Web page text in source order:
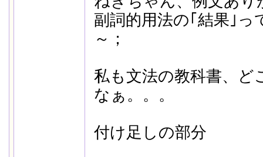
副詞的用法の｢結果｣っ
～；
私も文法の教科書、ど
なぁ。。。
付け足しの部分